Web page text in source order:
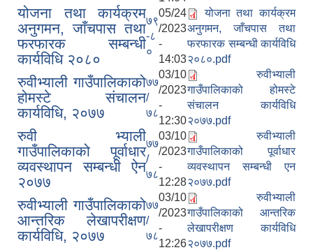
योजना तथा कार्यक्रम
अनुगमन, जाँचपास तथा
फरफारक सम्बन्धी
कार्यविधि २०८०
७९
-८
०
05/24
/2023
-
14:03
योजना तथा कार्यक्रम
अनुगमन, जाँचपास तथा
फरफारक सम्बन्धी कार्यविधि
२०८०.pdf
रुवीभ्याली गाउँपालिकाको
होमस्टे संचालन
कार्यविधि, २०७७
७७
/
७८
03/10
/2023
-
12:30
रुवीभ्याली
गाउँपालिकाको होमस्टे
संचालन कार्यविधि
२०७७.pdf
रुवी भ्याली
गाउँपालिकाको पूर्वाधार
व्यवस्थापन सम्बन्धी ऐन
२०७७
७७
/
७८
03/10
/2023
-
12:28
रुवीभ्याली
गाउँपालिकाको पूर्वाधार
व्यवस्थापन सम्बन्धी एन
२०७७.pdf
रुवीभ्याली गाउँपालिकाको
आन्तरिक लेखापरीक्षण
कार्यविधि, २०७७
७७
/
७८
03/10
/2023
-
12:26
रुवीभ्याली
गाउँपालिकाको आन्तरिक
लेखापरीक्षण कार्यविधि
२०७७.pdf